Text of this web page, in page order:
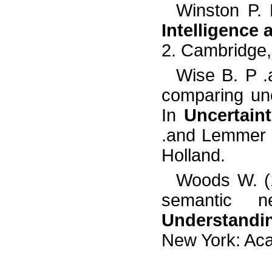
Winston
Intelligence
2.
Wise B. P
comparing
In
.and
Holland.
Woods W.
semantic
New York: